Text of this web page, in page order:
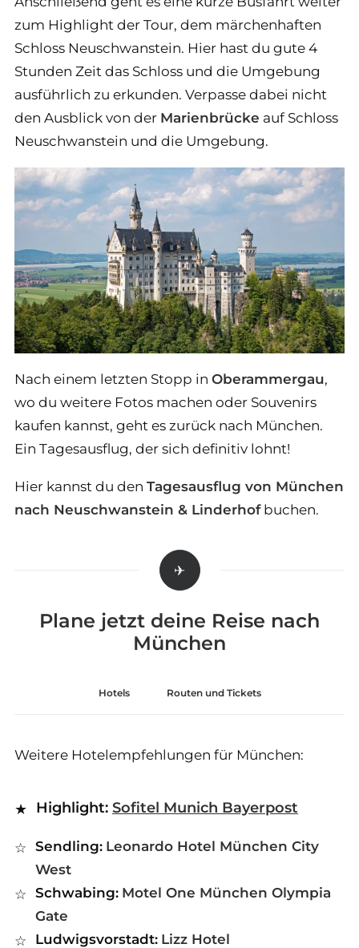
zum Highlight der Tour, dem märchenhaften
Schloss Neuschwanstein. Hier hast du gute 4
Stunden Zeit das Schloss und die Umgebung
ausführlich zu erkunden. Verpasse dabei nicht
den Ausblick von der Marienbrücke auf Schloss
Neuschwanstein und die Umgebung.
Nach einem letzten Stopp in Oberammergau,
wo du weitere Fotos machen oder Souvenirs
kaufen kannst, geht es zurück nach München.
Ein Tagesausflug, der sich definitiv lohnt!
Hier kannst du den Tagesausflug von München
nach Neuschwanstein & Linderhofbuchen.
Plane jetzt deine Reise nach
München
Hotels Routen und Tickets
Weitere Hotelempfehlungen für München:
Highlight: Sofitel Munich Bayerpost
Sendling: Leonardo Hotel München City
West
Schwabing: Motel One München Olympia
Gate
Ludwigsvorstadt: Lizz Hotel